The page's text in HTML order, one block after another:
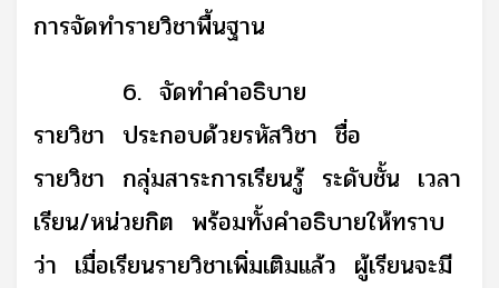
การจัดทำรายวิชาพื้นฐาน
6. จัดทำคำอธิบาย
รายวิชา ประกอบด้วยรหัสวิชา ชื่อ
รายวิชา กลุ่มสาระการเรียนรู้ ระดับชั้น เวลา
เรียน/หน่วยกิต พร้อมทั้งคำอธิบายให้ทราบ
ว่า เมื่อเรียนรายวิชาเพิ่มเติมแล้ว ผู้เรียนจะมี